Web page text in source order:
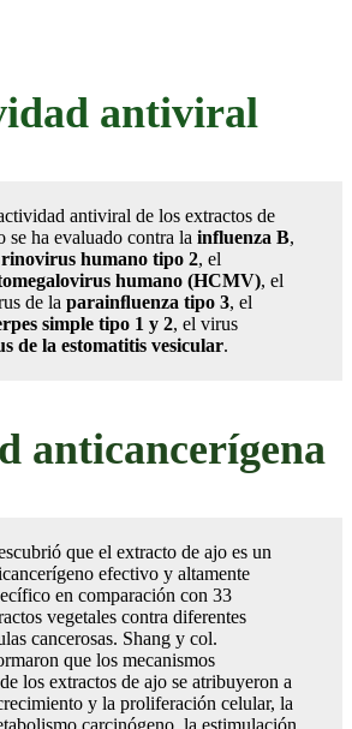
antiviral
antiviral de los extractos de
se ha evaluado contra lainfluenza B,
rinovirus humano tipo 2, el
humano (HCMV), el
de laparainﬂuenza tipo 3, el
simple tipo 1 y 2, el virus
de la estomatitis vesicular.
anticancerígena
que el extracto de ajo es un
efectivo y altamente
en comparación con 33
vegetales contra diferentes
cancerosas. Shang y col.
que los mecanismos
los extractos de ajo se atribuyeron a
y la proliferación celular, la
carcinógeno, la estimulación